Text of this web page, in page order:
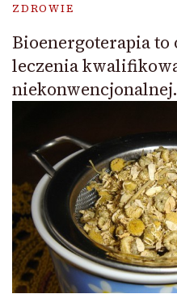
ZDROWIE
Bioenergoterapia
leczenia
niekonwencjonalnej.